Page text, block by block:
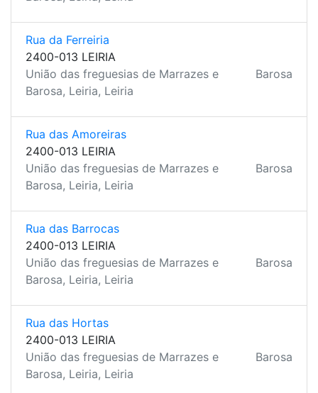
Rua da Ferreiria
2400-013 LEIRIA
União das freguesias de Marrazes e
Barosa, Leiria, Leiria
Barosa
Rua das Amoreiras
2400-013 LEIRIA
União das freguesias de Marrazes e
Barosa, Leiria, Leiria
Barosa
Rua das Barrocas
2400-013 LEIRIA
União das freguesias de Marrazes e
Barosa, Leiria, Leiria
Barosa
Rua das Hortas
2400-013 LEIRIA
União das freguesias de Marrazes e
Barosa, Leiria, Leiria
Barosa